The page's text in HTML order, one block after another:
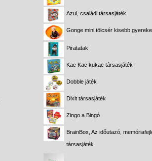
Azul, családi társasjáték
Gonge mini tölcsér kisebb
Piratatak
Kac Kac kukac társasjáték
Dobble játék
Dixit társasjáték
Zingo a Bingó
BrainBox, Az időutazó,
társasjáték